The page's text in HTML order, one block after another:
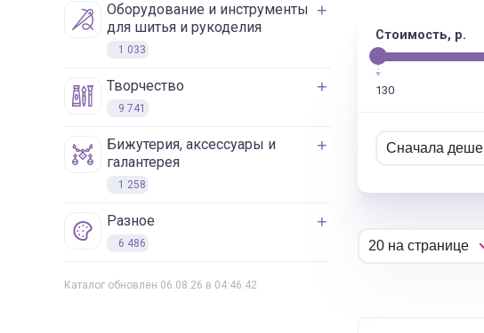
оборудование и инструменты
для шитья и рукоделия
1 033
творчество
9 741
бижутерия, аксессуары и
галантерея
1 258
разное
6 486
Каталог обновлен 06.08.26 в 04:46:42
Стоимость, р.
130